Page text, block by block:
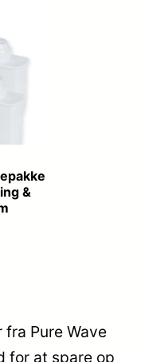
&
Pure Wave
for at spare op